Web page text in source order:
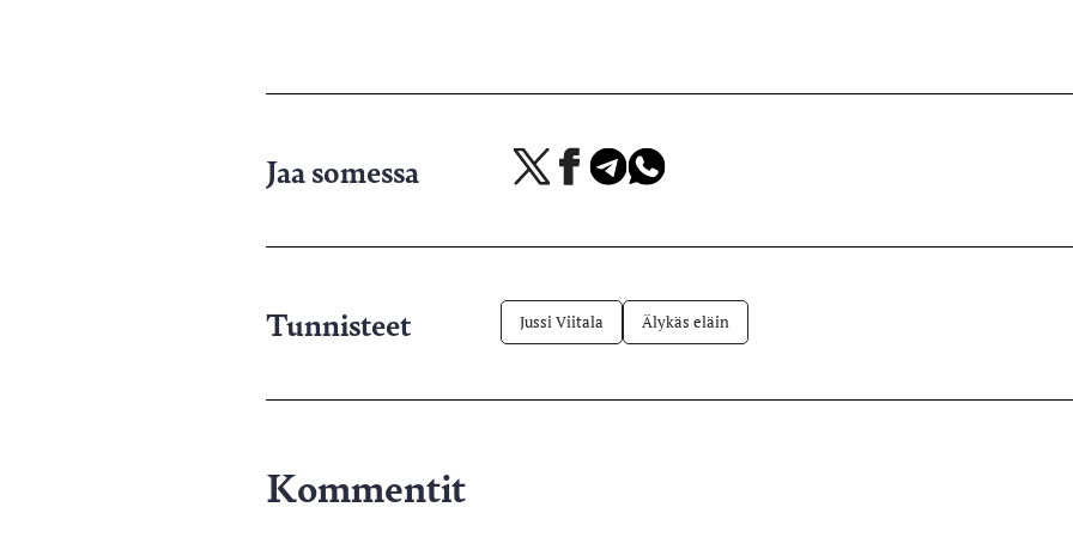
Jaa somessa
Jaa
palvelussa
Jaa Jaa Jaa
Tunnisteet Jussi Viitala Älykäs eläin
Kommentit